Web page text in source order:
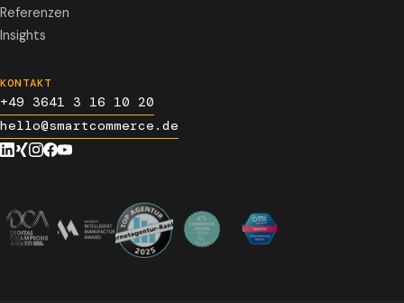
Referenzen
Insights
KONTAKT
+49 3641 3 16 10 20
hello@smartcommerce.de